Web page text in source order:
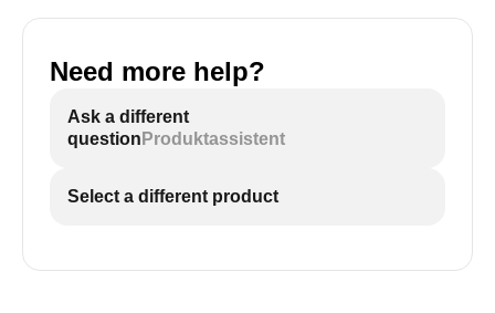
Need more help?
Ask a different
question Produktassistent
Select a different product